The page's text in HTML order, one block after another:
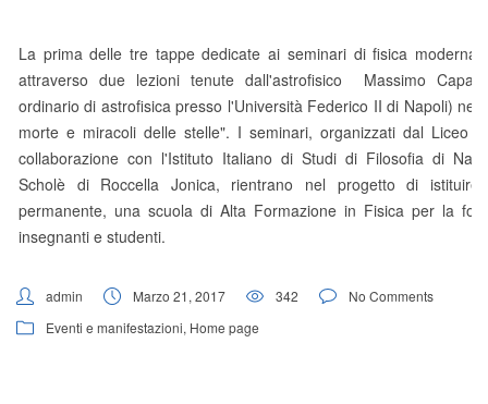
La prima delle tre tappe dedicate ai seminari di fisica moderna
attraverso due lezioni tenute dall'astrofisico Massimo
ordinario di astrofisica presso l'Università Federico II di Napoli) nel
morte e miracoli delle stelle". I seminari, organizzati dal Liceo
collaborazione con l'Istituto Italiano di Studi di Filosofia di
Scholè di Roccella Jonica, rientrano nel progetto di
permanente, una scuola di Alta Formazione in Fisica per la
insegnanti e studenti.
admin Marzo 21, 2017 342
No Comments
Eventi e manifestazioni, Home page